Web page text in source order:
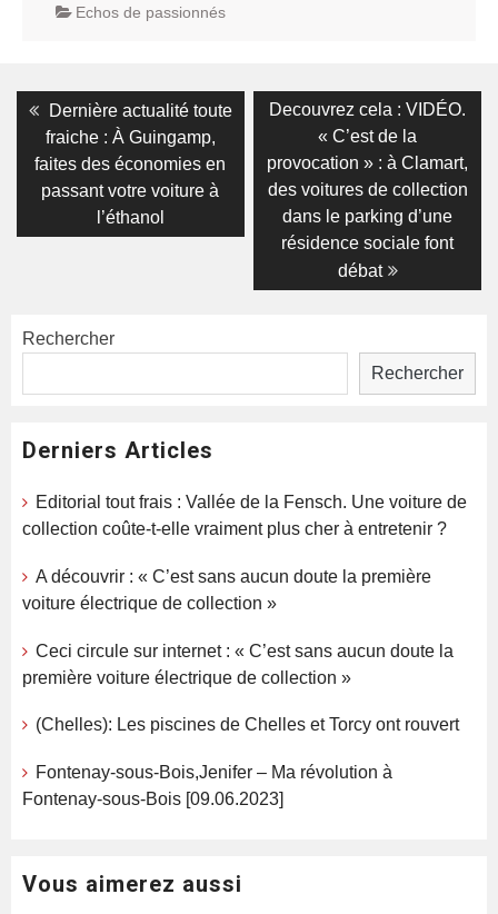
Echos de passionnés
Navigation
l’article
Previous
post:
Dernière actualité toute
fraiche : À Guingamp,
faites des économies en
passant votre voiture à
l’éthanol
Next
Decouvrez cela : VIDÉO.
« C’est de la
provocation » : à Clamart,
des voitures de collection
dans le parking d’une
résidence sociale font
débat
Rechercher
Rechercher
Derniers Articles
Editorial tout frais : Vallée de la Fensch. Une voiture de
collection coûte-t-elle vraiment plus cher à entretenir ?
A découvrir : « C’est sans aucun doute la première
voiture électrique de collection »
Ceci circule sur internet : « C’est sans aucun doute la
première voiture électrique de collection »
(Chelles): Les piscines de Chelles et Torcy ont rouvert
Fontenay-sous-Bois,Jenifer – Ma révolution à
Fontenay-sous-Bois [09.06.2023]
Vous aimerez aussi